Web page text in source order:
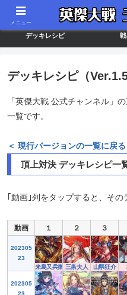
最新バージョン情報 武将
デッキレシピ
デッキレシピ（
「英傑大戦 公式チャンネル」
一覧です。
＜ 現行バージョンの一覧に戻る
頂上対決 デッキレシピ一
｢動画｣列をタップすると、そ
動画 １ ２ ３
202305
23
来島又兵衛 三条夫人 山県狂介
202305
メニュー